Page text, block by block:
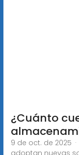
¿Cuánto
9 de oct. de 2025
adoptan nuevas